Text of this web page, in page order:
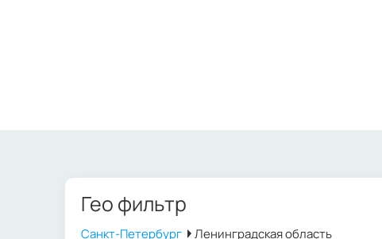
Гео фильтр